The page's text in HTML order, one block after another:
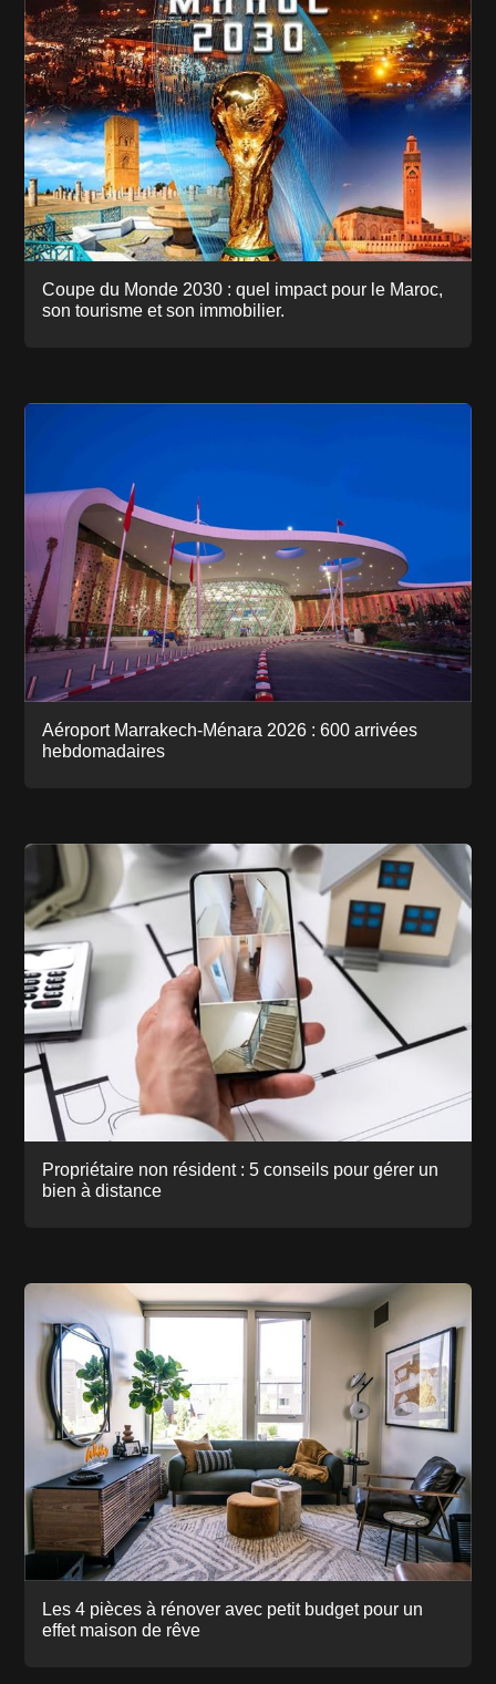
Coupe du Monde 2030 : quel impact pour le Maroc,
son tourisme et son immobilier.
Aéroport Marrakech-Ménara 2026 : 600 arrivées
hebdomadaires
Propriétaire non résident : 5 conseils pour gérer un
bien à distance
Les 4 pièces à rénover avec petit budget pour un
effet maison de rêve